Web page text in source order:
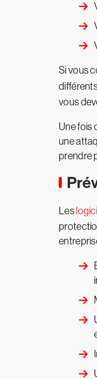
Si vous
vous
Une fois
une
prendre
Les